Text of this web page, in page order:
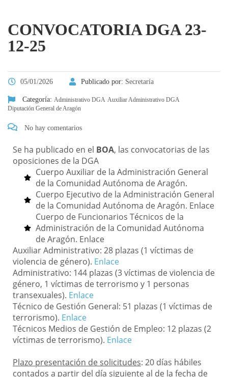
CONVOCATORIA DGA 23-
12-25
05/01/2026 Publicado por: Secretaría
Categoría: Administrativo DGA Auxiliar Administrativo DGA
Diputación General de Aragón
No hay comentarios
Se ha publicado en el BOA, las convocatorias de las
oposiciones de la DGA
Cuerpo Auxiliar de la Administración General
de la Comunidad Autónoma de Aragón.
Cuerpo Ejecutivo de la Administración General
de la Comunidad Autónoma de Aragón. Enlace
Cuerpo de Funcionarios Técnicos de la
Administración de la Comunidad Autónoma
de Aragón. Enlace
Auxiliar Administrativo: 28 plazas (1 víctimas de
violencia de género). Enlace
Administrativo: 144 plazas (3 víctimas de violencia de
género, 1 víctimas de terrorismo y 1 personas
transexuales). Enlace
Técnico de Gestión General: 51 plazas (1 víctimas de
terrorismo). Enlace
Técnicos Medios de Gestión de Empleo: 12 plazas (2
víctimas de terrorismo). Enlace
Plazo presentación de solicitudes: 20 días hábiles
contados a partir del día siguiente al de la fecha de